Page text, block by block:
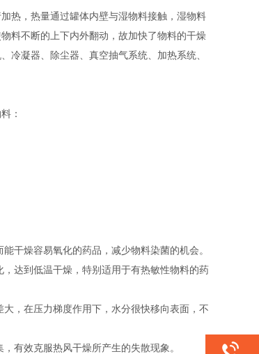
热，热量通过罐体内壁与湿物料接触，湿物料
料不断的上下内外翻动，故加快了物料的干燥
冷凝器、除尘器、真空抽气系统、加热系统、
：
干燥容易氧化的药品，减少物料染菌的机会。
达到低温干燥，特别适用于有热敏性物料的药
，在压力梯度作用下，水分很快移向表面，不
有效克服热风干燥所产生的失散现象。